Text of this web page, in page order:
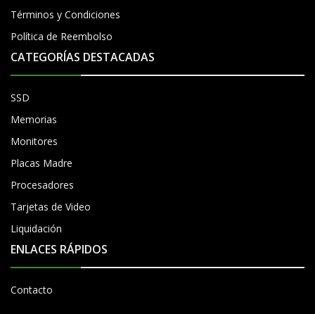
Términos y Condiciones
Política de Reembolso
CATEGORÍAS DESTACADAS
SSD
Memorias
Monitores
Placas Madre
Procesadores
Tarjetas de Video
Liquidación
ENLACES RÁPIDOS
Contacto